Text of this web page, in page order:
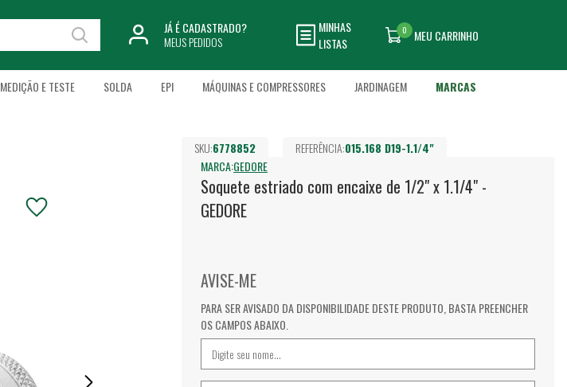
JÁ É CADASTRADO?
MEUS PEDIDOS
MINHAS
LISTAS
MEU CARRINHO
0
MEDIÇÃO E TESTE SOLDA EPI MÁQUINAS E COMPRESSORES JARDINAGEM MARCAS
SKU:6778852 REFERÊNCIA:015.168 D19-1.1/4"
MARCA:GEDORE
Soquete estriado com encaixe de 1/2" x 1.1/4" -
GEDORE
AVISE-ME
PARA SER AVISADO DA DISPONIBILIDADE DESTE PRODUTO, BASTA PREENCHER
OS CAMPOS ABAIXO.